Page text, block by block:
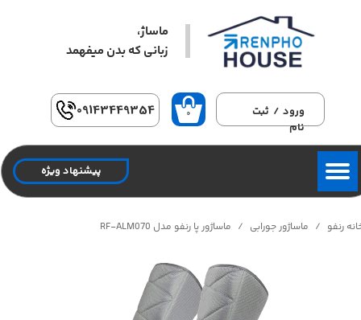
پیشنهاد ویژه
ورود / ثبت
نام
حساب کاربری من
تغییر گذر واژه
سفارشات
خروج از حساب کاربری
۰
ماساژ،
زبانی که بدن میفهمد​​​​​​​
09143449354
رنفو ماساژور جورابی ماساژور پا رنفو مدل RF-ALM070